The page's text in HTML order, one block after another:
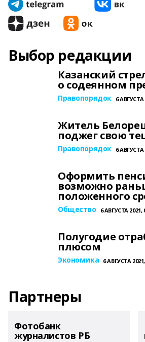
Выбор редакции
Казанский
о содеянном
Правопорядок 6 АВГУСТА
Житель
поджег свою
Правопорядок 6 АВГУСТА
Оформить
возможно
положенного
Общество 6 АВГУСТА 2021,
Полугодие
плюсом
Экономика 6 АВГУСТА
Партнеры
Фотобанк
журналистов РБ